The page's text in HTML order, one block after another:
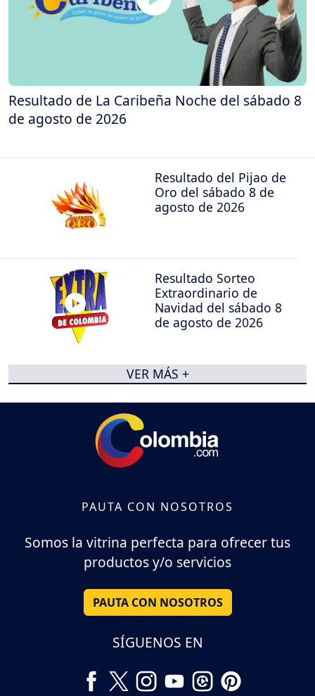
Resultado de La Caribeña Noche del sábado 8
de agosto de 2026
Resultado del Pijao de
Oro del sábado 8 de
agosto de 2026
Resultado Sorteo
Extraordinario de
Navidad del sábado 8
de agosto de 2026
VER MÁS +
PAUTA CON NOSOTROS
Somos la vitrina perfecta para ofrecer tus
productos y/o servicios
PAUTA CON NOSOTROS
SÍGUENOS EN